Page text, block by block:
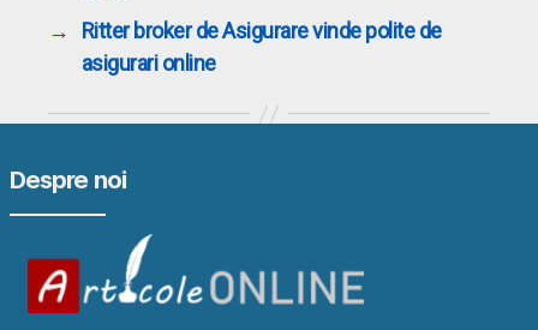
→
Ritter broker de Asigurare vinde polite de
asigurari online
Despre noi